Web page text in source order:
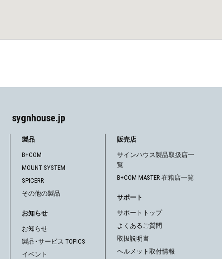
sygnhouse.jp
製品
B+COM
MOUNT SYSTEM
SPICERR
その他の製品
お知らせ
お知らせ
製品・サービス TOPICS
イベント
販売店
サインハウス製品取扱店一
覧
B+COM MASTER 在籍店一覧
サポート
サポートトップ
よくあるご質問
取扱説明書
ヘルメット取付情報